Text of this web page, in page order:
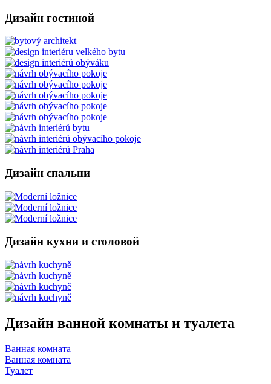
Дизайн гостиной
Дизайн спальни
Дизайн кухни и столовой
Дизайн ванной комнаты и туалета
Ванная комната
Ванная комната
Туалет